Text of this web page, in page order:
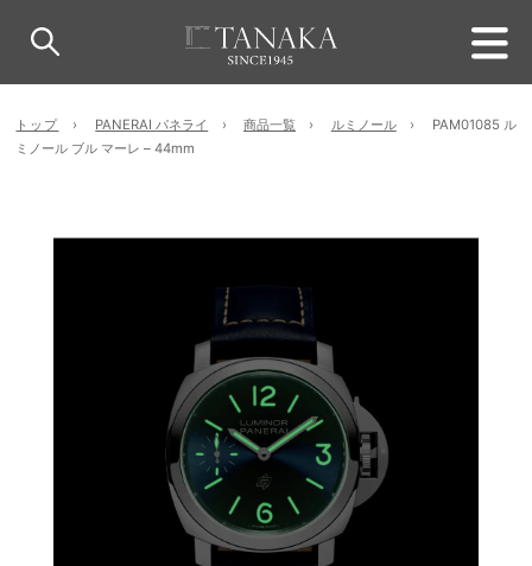
トップ PANERAI パネライ 商品一覧 ルミノール
PAM01085 ル
ミノール ブル マーレ – 44mm